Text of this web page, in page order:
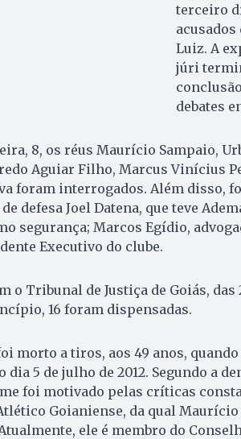
terceiro
Luiz. A
júri
debates
8, os réus Maurício Sampaio,
Aguiar Filho, Marcus Vinícius
foram interrogados. Além disso,
defesa Joel Datena, que teve
segurança; Marcos Egídio,
Executivo do clube.
o Tribunal de Justiça de Goiás,
16 foram dispensadas.
morto a tiros, aos 49 anos,
dia 5 de julho de 2012. Segundo a
foi motivado pelas críticas
Goianiense, da qual Maurício
ele é membro do